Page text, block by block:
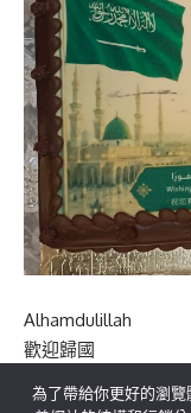
Alhamdulillah
歡迎歸國
為了帶給你更好的瀏